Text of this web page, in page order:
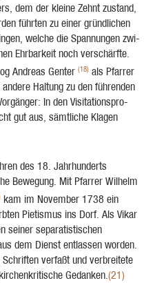
dem der kleine Zehnt zustand,
führten zu einer gründlichen
welche die Span­nungen zwi­
Ehrbarkeit noch verschärfte.
Andreas Genter (18) als Pfarrer
Haltung zu den führenden
In den Visitationspro­
gut aus, sämtliche Klagen
des 18. Jahrhunderts
Bewegung. Mit Pfarrer Wilhelm
kam im November 1738 ein
Pietismus ins Dorf. Als Vikar
seiner separatistischen
dem Dienst entlassen worden.
verfaßt und verbreitete
Gedanken.(21)